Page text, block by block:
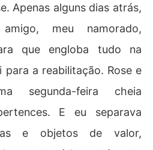
Apenas alguns dias atrás,
meu namorado,
que engloba tudo na
a reabilitação. Rose e
segunda-feira cheia
E eu separava
e objetos de valor,